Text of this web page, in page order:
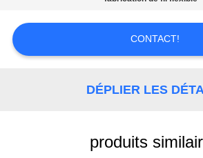
DEMANDEZ
CONTACT!
DÉPLIER LES
produits